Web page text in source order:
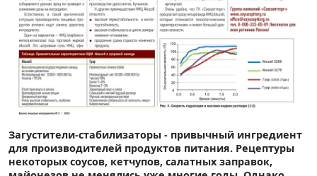
Загyстители-стабилизаторы - привычный ингредиент
для производителей продуктов питания. Рецептуры
некоторых соусов, кетчупов, салатных заправок,